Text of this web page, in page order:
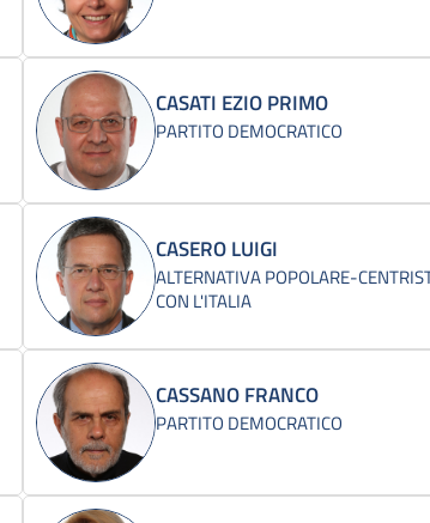
CASATI EZIO PRIMO
PARTITO DEMOCRATICO
CASERO LUIGI
ALTERNATIVA POPOLARE-
CON L'ITALIA
CASSANO FRANCO
PARTITO DEMOCRATICO